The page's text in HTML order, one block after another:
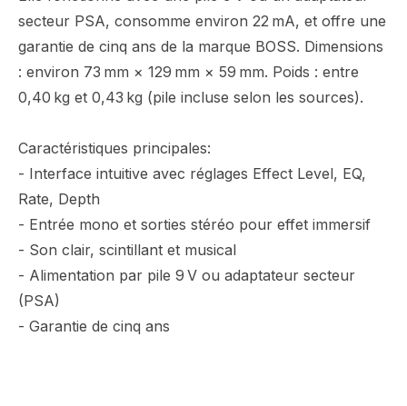
secteur PSA, consomme environ 22 mA, et offre une
garantie de cinq ans de la marque BOSS. Dimensions
: environ 73 mm × 129 mm × 59 mm. Poids : entre
0,40 kg et 0,43 kg (pile incluse selon les sources).
Caractéristiques principales:
- Interface intuitive avec réglages Effect Level, EQ,
Rate, Depth
- Entrée mono et sorties stéréo pour effet immersif
- Son clair, scintillant et musical
- Alimentation par pile 9 V ou adaptateur secteur
(PSA)
- Garantie de cinq ans